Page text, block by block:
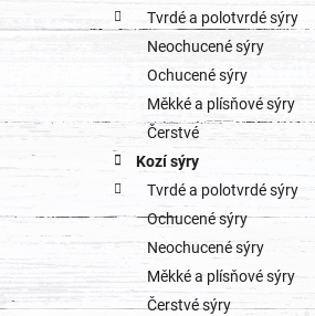
s
r
n
t
i
Tvrdé a polotvrdé sýry
Neochucené sýry
Ochucené sýry
Měkké a plísňové sýry
Čerstvé
Kozí sýry
Tvrdé a polotvrdé sýry
Ochucené sýry
Neochucené sýry
Měkké a plísňové sýry
Čerstvé sýry